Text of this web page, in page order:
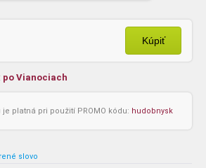
Kúpiť
po Vianociach
platná pri použití PROMO kódu: hudobnysk
slovo